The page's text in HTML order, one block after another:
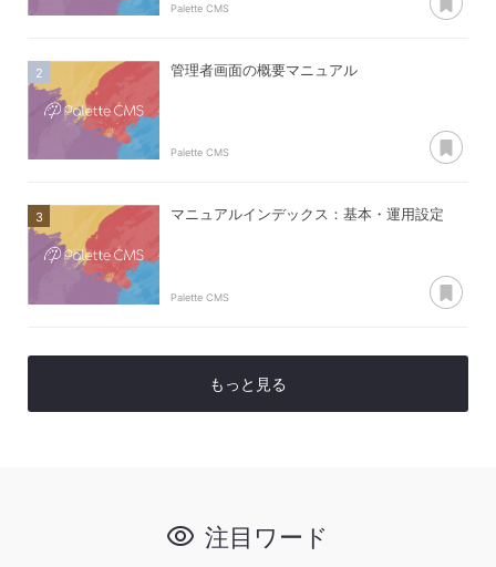
Palette CMS
管理者画面の概要マニュアル
Palette CMS
マニュアルインデックス：基本・運用設定
Palette CMS
もっと見る
注目ワード